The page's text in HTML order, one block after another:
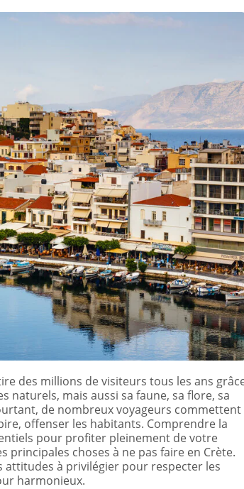
des millions de visiteurs tous les ans
naturels, mais aussi sa faune, sa flore, sa
de nombreux voyageurs commettent
offenser les habitants. Comprendre la
pour profiter pleinement de votre
principales choses à ne pas faire en Crète.
attitudes à privilégier pour respecter les
harmonieux.